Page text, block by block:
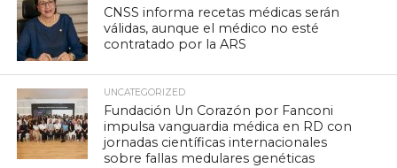
CNSS informa recetas médicas serán
válidas, aunque el médico no esté
contratado por la ARS
UNCATEGORIZED
Fundación Un Corazón por Fanconi
impulsa vanguardia médica en RD con
jornadas científicas internacionales
sobre fallas medulares genéticas